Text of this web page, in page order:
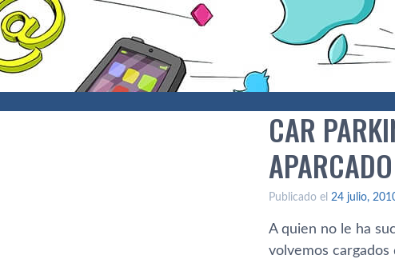
CAR
Publicado el 24 julio,
A quien no le ha
volvemos